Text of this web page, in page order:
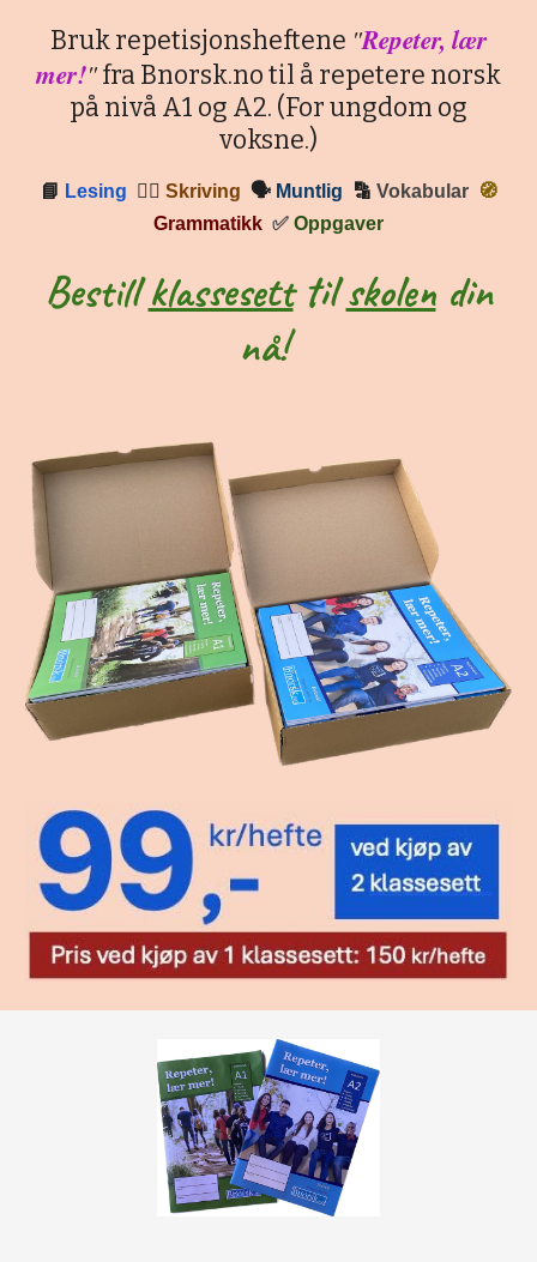
Bruk repetisjonsheftene "Repeter, lær
mer!"fra Bnorsk.no til å repetere norsk
på nivå A1 og A2. (For ungdom og
voksne.)
📘 Lesing ✍🏼 Skriving 🗣 Muntlig 🔡 Vokabular
🧭
Grammatikk ✅ Oppgaver
Bestillklassesetttilskolendin
nå!